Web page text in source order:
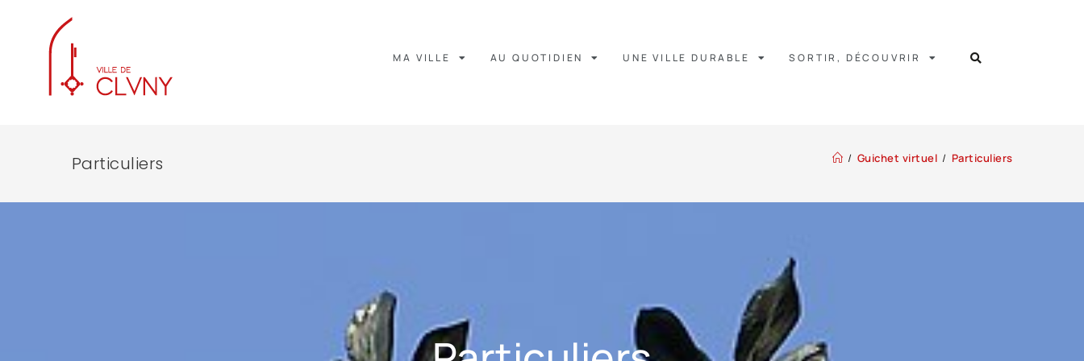
MA VILLE AU QUOTIDIEN UNE VILLE DURABLE SORTIR, DÉCOUVRIR
Particuliers / Guichet virtuel / Particuliers